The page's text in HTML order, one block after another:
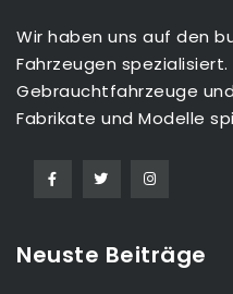
Wir haben uns auf den
Fahrzeugen spezialisiert.
Gebrauchtfahrzeuge
Fabrikate und Modelle
Neuste Beiträge